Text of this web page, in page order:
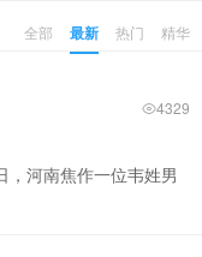
全部 最新 热门 精华
4329
河南焦作一位韦姓男